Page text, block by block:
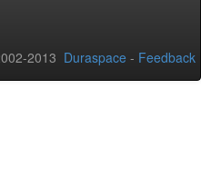
2013 Duraspace - Feedback